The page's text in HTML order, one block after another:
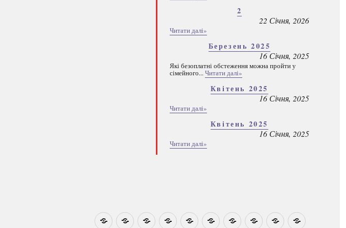
2
22 Січня, 2026
Читати далі»
Березень 2025
16 Січня, 2025
Які безоплатні обстеження можна пройти у
сімейного...Читати далі»
Квітень 2025
16 Січня, 2025
Читати далі»
Квітень 2025
16 Січня, 2025
Читати далі»
НовиниНавчально-
Ми
Звіти Про
План Розумовські
Реєстрація
КаталогЯкі